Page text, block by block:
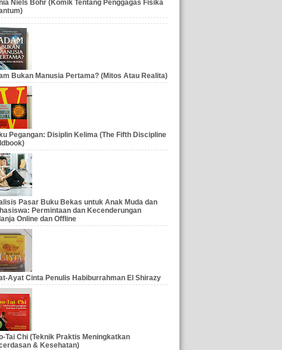
Niels Bohr (Komik Tentang Penggagas Fisika
Bukan Manusia Pertama? (Mitos Atau Realita)
Pegangan: Disiplin Kelima (The Fifth Discipline
Pasar Buku Bekas untuk Anak Muda dan
Permintaan dan Kecenderungan
Online dan Offline
Ayat Cinta Penulis Habiburrahman El Shirazy
Tai Chi (Teknik Praktis Meningkatkan
& Kesehatan)